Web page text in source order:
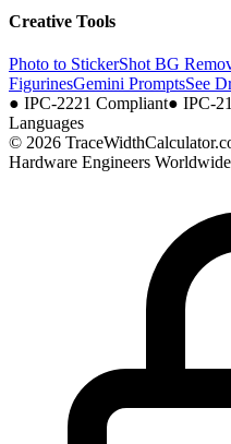
Creative Tools
Photo to StickerShot BG
FigurinesGemini PromptsSee
● IPC-2221 Compliant● IPC-
Languages
© 2026
Hardware Engineers Worldwide